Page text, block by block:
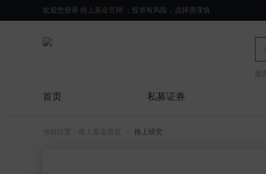
欢迎您登录 格上基金官网 ，投资有风险，选择需谨慎
首页 私募证券
当前位置： 格上基金首页 格上研究